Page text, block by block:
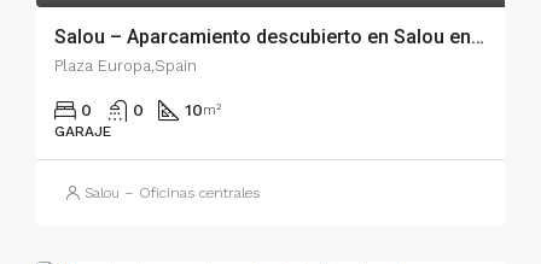
Salou – Aparcamiento descubierto en Salou en la zona de la Plaza Europa. – 003.03137
Plaza Europa,Spain
0 0 10m²
GARAJE
Salou – Oficinas centrales